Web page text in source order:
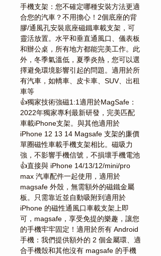
手機支架：您不確定哪種安裝方法更適
合您的汽車？不用擔心！2個底座的背
膠/通風孔安裝底座磁鐵車載支架，可
靈活放置。水平和垂直通風口、儀表板
和辦公桌，所有地方都能完美工作。此
外，冬季氣溫低，夏季炎熱，您可以選
擇避免環境影響引起的問題。適用於所
有汽車，如轎車、皮卡車、SUV、出租
車等
👍獨家技術強磁1:1適用於MagSafe：
2022年獨家專利最新研發，完美匹配
車載iPhone支架。與其他適用於
iPhone 12 13 14 Magsafe 支架的廉價
單圈磁性車載手機支架相比。磁吸力
強，不影響手機信號，不損壞手機電池
👍直接與 iPhone 14/13/12/mini/pro
max 汽車配件一起使用，適用於
magsafe 外殼，無需額外的磁鐵金屬
板。只需靠近並自動吸附到適用於
iPhone 的磁性通風口車載支架上即
可，magsafe，享受免提的樂趣，讓您
的手機牢牢固定！適用於所有 Android
手機：我們提供額外的 2 個金屬環、適
合手機殼和其他沒有 magsafe 的手機